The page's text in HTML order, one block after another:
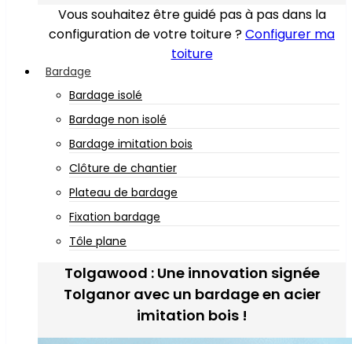
Vous souhaitez être guidé pas à pas dans la
configuration de votre toiture ?Configurer ma
toiture
Bardage
Bardage isolé
Bardage non isolé
Bardage imitation bois
Clôture de chantier
Plateau de bardage
Fixation bardage
Tôle plane
Tolgawood : Une innovation signée
Tolganor avec un bardage en acier
imitation bois !